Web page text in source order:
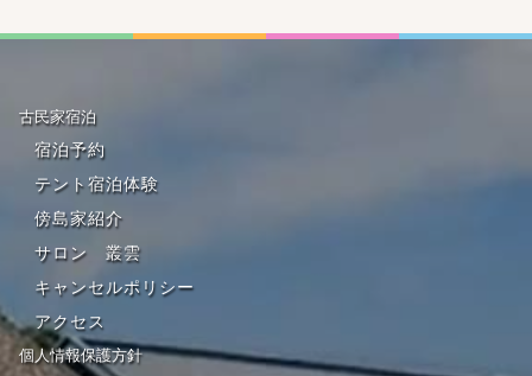
古民家宿泊
宿泊予約
テント宿泊体験
傍島家紹介
サロン 叢雲
キャンセルポリシー
アクセス
個人情報保護方針